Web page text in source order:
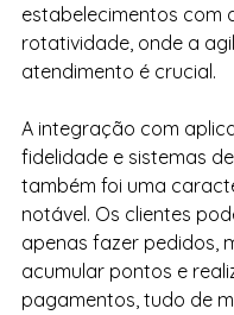
estabelecimentos com
rotatividade, onde a
atendimento é crucial.
A integração com
fidelidade e sistemas
também foi uma
notável. Os clientes
apenas fazer pedidos,
acumular pontos e
pagamentos, tudo de